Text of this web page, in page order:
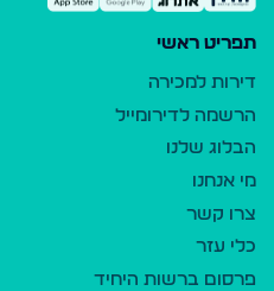
תפריט ראשי
דירות למכירה
הרשמה לדירומייל
הבלוג שלנו
מי אנחנו
צרו קשר
כלי עזר
פרסום ברשות היחיד